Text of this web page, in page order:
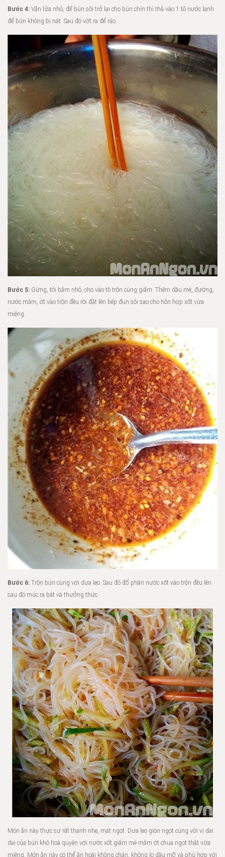
Bước 4: Vặn lửa nhỏ, để bún sôi trở lại cho bún chín thì thả vào 1 tô nước lạnh
để bún không bị nát. Sau đó vớt ra để ráo.
Bước 5: Gừng, tỏi băm nhỏ, cho vào tô trộn cùng giấm. Thêm dầu mè, đường,
nước mắm, ớt vào trộn đều rồi đặt lên bếp đun sôi sao cho hỗn hợp xốt vừa
miệng.
Bước 6: Trộn bún cùng với dưa leo. Sau đó đổ phần nước xốt vào trộn đều lên
sau đó múc ra bát và thưởng thức.
Món ăn này thực sự rất thanh nhẹ, mát ngọt. Dưa leo giòn ngọt cùng với vị dai
dai của bún khô hoà quyện với nước xốt giấm mè mắm ớt chua ngọt thật vừa
miệng. Món ăn này có thể ăn hoài không chán, không lo dầu mỡ và phù hợp với